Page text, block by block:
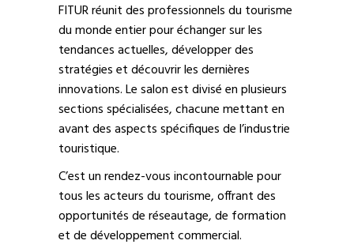
FITUR réunit des professionnels du tourisme
du monde entier pour échanger sur les
tendances actuelles, développer des
stratégies et découvrir les dernières
innovations. Le salon est divisé en plusieurs
sections spécialisées, chacune mettant en
avant des aspects spécifiques de l’industrie
touristique.
C’est un rendez-vous incontournable pour
tous les acteurs du tourisme, offrant des
opportunités de réseautage, de formation
et de développement commercial.